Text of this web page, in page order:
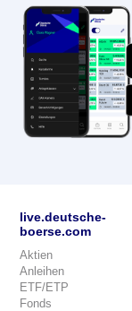
live.deutsche-
boerse.com
Aktien
Anleihen
ETF/ETP
Fonds